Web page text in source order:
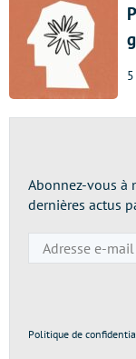
Abonnez-vous à
dernières actus
Politique de